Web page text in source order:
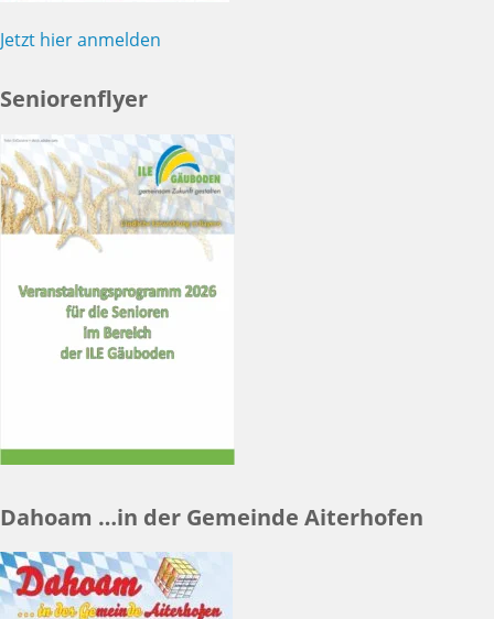
Jetzt hier anmelden
Seniorenflyer
Dahoam …in der Gemeinde Aiterhofen